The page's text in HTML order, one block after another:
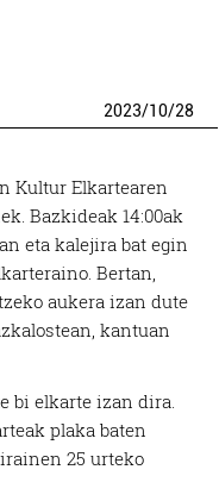
2023/10/28
Kultur Elkartearen
Bazkideak 14:00ak
eta kalejira bat egin
Bertan,
aukera izan dute
kantuan
bi elkarte izan dira.
plaka baten
25 urteko